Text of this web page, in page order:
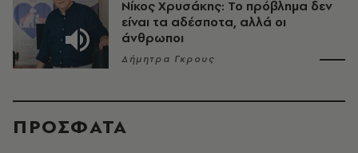
Νίκος Χρυσάκης: Το πρόβλημα δεν
είναι τα αδέσποτα, αλλά οι
άνθρωποι
Δήμητρα Γκρους
ΠΡΟΣΦΑΤΑ